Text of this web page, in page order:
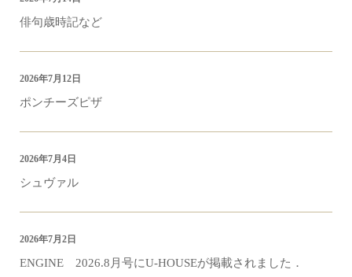
俳句歳時記など
ポンチーズピザ
2026年7月12日
シュヴァル
2026年7月4日
ENGINE 2026.8月号にU-HOUSEが掲載されました．
2026年7月2日